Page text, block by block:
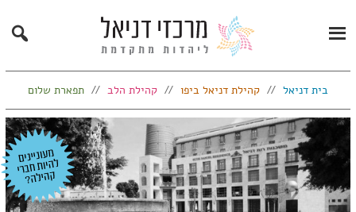
Primary
Menu
Search
בית דניאל קהילת דניאל ביפו קהילת הלב תפארת שלום